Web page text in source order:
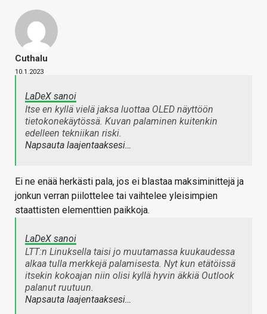
Cuthalu
10.1.2023
LaDeX sanoi
Itse en kyllä vielä jaksa luottaa OLED näyttöön
tietokonekäytössä. Kuvan palaminen kuitenkin
edelleen tekniikan riski.
Napsauta laajentaaksesi…
Ei ne enää herkästi pala, jos ei blastaa maksiminittejä ja
jonkun verran piilottelee tai vaihtelee yleisimpien
staattisten elementtien paikkoja.
LaDeX sanoi
LTT:n Linuksella taisi jo muutamassa kuukaudessa
alkaa tulla merkkejä palamisesta. Nyt kun etätöissä
itsekin kokoajan niin olisi kyllä hyvin äkkiä Outlook
palanut ruutuun.
Napsauta laajentaaksesi…